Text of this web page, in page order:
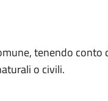
tenendo conto
o civili.